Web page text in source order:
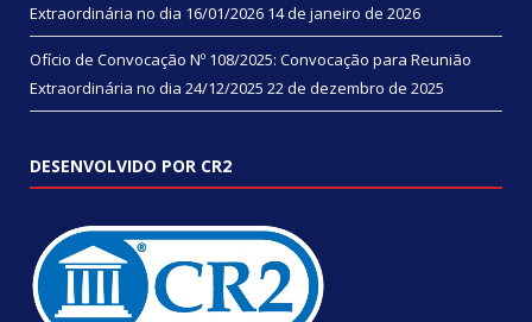
Extraordinária no dia 16/01/2026 14 de janeiro de 2026
Ofício de Convocação Nº 108/2025: Convocação para Reunião
Extraordinária no dia 24/12/2025 22 de dezembro de 2025
DESENVOLVIDO POR CR2